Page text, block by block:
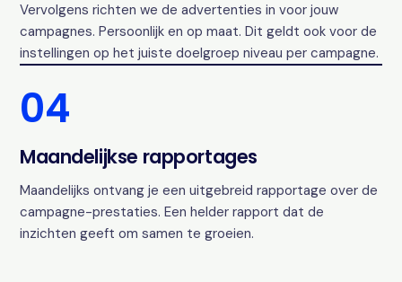
Vervolgens richten we de advertenties in voor jouw
campagnes. Persoonlijk en op maat. Dit geldt ook voor de
instellingen op het juiste doelgroep niveau per campagne.
04
Maandelijkse rapportages
Maandelijks ontvang je een uitgebreid rapportage over de
campagne-prestaties. Een helder rapport dat de
inzichten geeft om samen te groeien.